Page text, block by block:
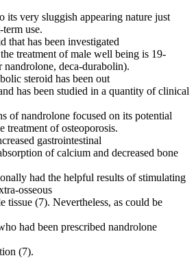
its very sluggish appearing nature just
use.
that has been investigated
treatment of male well being is 19-
nandrolone, deca-durabolin).
steroid has been out
has been studied in a quantity of clinical
of nandrolone focused on its potential
treatment of osteoporosis.
gastrointestinal
of calcium and decreased bone
had the helpful results of stimulating
osseous
tissue (7). Nevertheless, as could be
had been prescribed nandrolone
(7).